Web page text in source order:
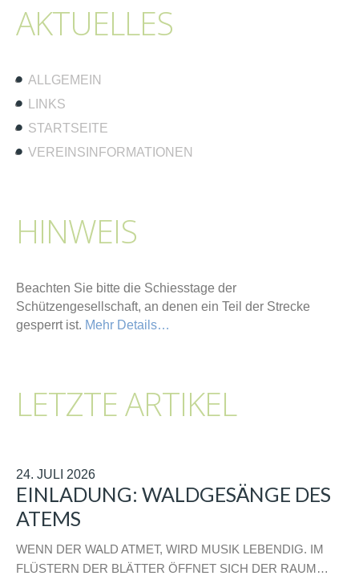
AKTUELLES
ALLGEMEIN
LINKS
STARTSEITE
VEREINSINFORMATIONEN
HINWEIS
Beachten Sie bitte die Schiesstage der
Schützengesellschaft, an denen ein Teil der Strecke
gesperrt ist. Mehr Details…
LETZTE ARTIKEL
24. JULI 2026
EINLADUNG: WALDGESÄNGE DES
ATEMS
WENN DER WALD ATMET, WIRD MUSIK LEBENDIG. IM
FLÜSTERN DER BLÄTTER ÖFFNET SICH DER RAUM…